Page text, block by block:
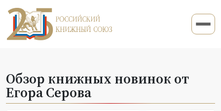
Обзор книжных новинок от
Егора Серова